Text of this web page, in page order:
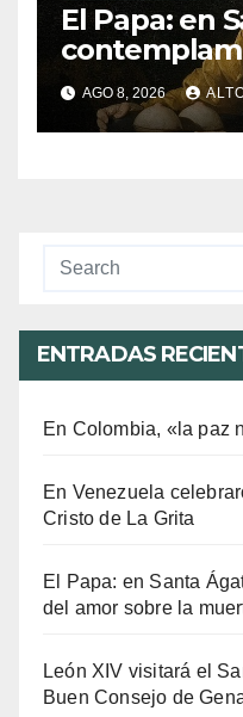
El Papa: en
amor sobre
AGO 8, 2026
ENTRADAS
En Colombia, «la paz
En Venezuela
Cristo de La Grita
El Papa: en Santa
del amor sobre la
León XIV visitará el
Buen Consejo de